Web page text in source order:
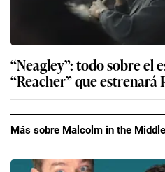
“Neagley”: todo sobre el
“Reacher” que estrenará
Más sobre Malcolm in the Middle